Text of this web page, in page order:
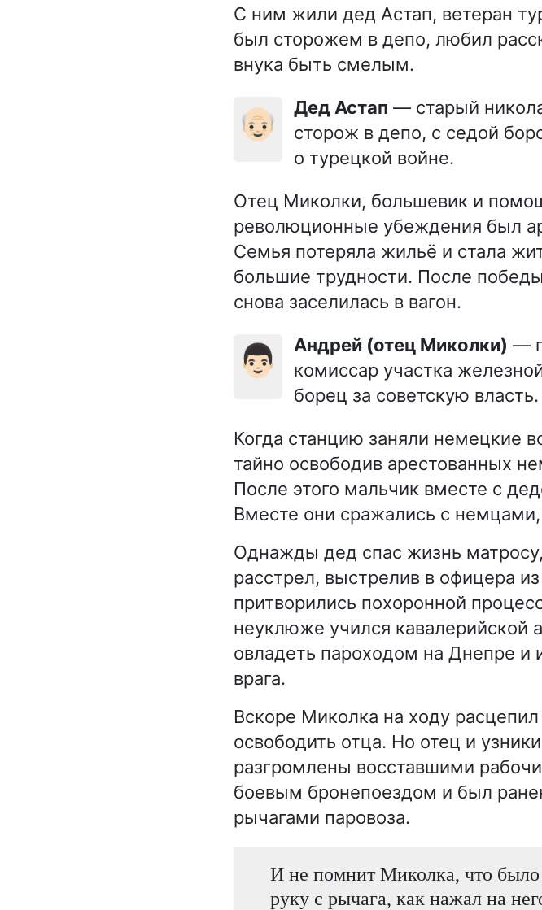
С ним жили дед Астап, ветеран
был сторожем в депо, любил
внука быть смелым.
👴🏻 Дед Астап — старый
сторож в депо, с седой
о турецкой войне.
Отец Миколки, большевик и
революционные убеждения был
Семья потеряла жильё и стала
большие трудности. После
снова заселилась в вагон.
👨🏻 Андрей (отец Миколки) —
комиссар участка
борец за советскую власть.
Когда станцию заняли немецкие
тайно освободив арестованных
После этого мальчик вместе с
Вместе они сражались с
Однажды дед спас жизнь
расстрел, выстрелив в офицера
притворились похоронной
неуклюже учился кавалерийской
овладеть пароходом на Днепре и
врага.
Вскоре Миколка на ходу
освободить отца. Но отец и
разгромлены восставшими
боевым бронепоездом и был
рычагами паровоза.
И не помнит Миколка, что
руку с рычага, как нажал на